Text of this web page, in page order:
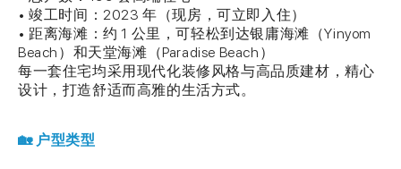
• 竣工时间：2023 年（现房，可立即入住）
• 距离海滩：约 1 公里，可轻松到达银庸海滩（Yinyom
Beach）和天堂海滩（Paradise Beach）
每一套住宅均采用现代化装修风格与高品质建材，精心
设计，打造舒适而高雅的生活方式。
🏡 户型类型